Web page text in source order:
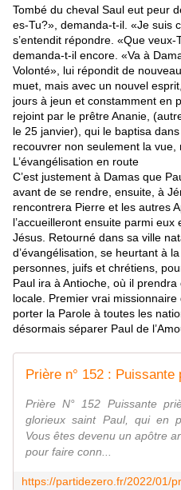
Tombé du cheval Saul eut peur
es-Tu?», demanda-t-il. «Je suis
s’entendit répondre. «Que veux-
demanda-t-il encore. «Va à
Volonté», lui répondit de
muet, mais avec un nouvel
jours à jeun et constamment en
rejoint par le prêtre Ananie,
le 25 janvier), qui le baptisa
recouvrer non seulement la
L’évangélisation en route
C’est justement à Damas que
avant de se rendre, ensuite, à
rencontrera Pierre et les autres
l’accueilleront ensuite parmi
Jésus. Retourné dans sa ville
d’évangélisation, se heurtant à
personnes, juifs et chrétiens,
Paul ira à Antioche, où il
locale. Premier vrai missionnaire
porter la Parole à toutes les
désormais séparer Paul de
Prière N° 152 Puissante
glorieux saint Paul, qui en
Vous êtes devenu un apôtre
pour faire conn...